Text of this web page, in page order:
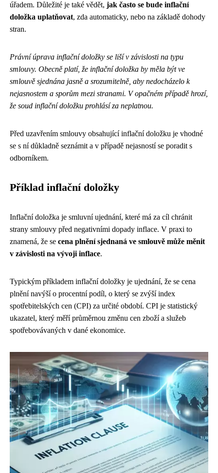
úřadem. Důležité je také vědět, jak často se bude inflační
doložka uplatňovat, zda automaticky, nebo na základě dohody
stran.
Právní úprava inflační doložky se liší v závislosti na typu
smlouvy. Obecně platí, že inflační doložka by měla být ve
smlouvě sjednána jasně a srozumitelně, aby nedocházelo k
nejasnostem a sporům mezi stranami. V opačném případě hrozí,
že soud inflační doložku prohlásí za neplatnou.
Před uzavřením smlouvy obsahující inflační doložku je vhodné
se s ní důkladně seznámit a v případě nejasností se poradit s
odborníkem.
Příklad inflační doložky
Inflační doložka je smluvní ujednání, které má za cíl chránit
strany smlouvy před negativními dopady inflace. V praxi to
znamená, že se cena plnění sjednaná ve smlouvě může měnit
v závislosti na vývoji inflace.
Typickým příkladem inflační doložky je ujednání, že se cena
plnění navýší o procentní podíl, o který se zvýší index
spotřebitelských cen (CPI) za určité období. CPI je statistický
ukazatel, který měří průměrnou změnu cen zboží a služeb
spotřebovávaných v dané ekonomice.